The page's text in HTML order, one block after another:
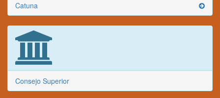
Catuna
Consejo Superior